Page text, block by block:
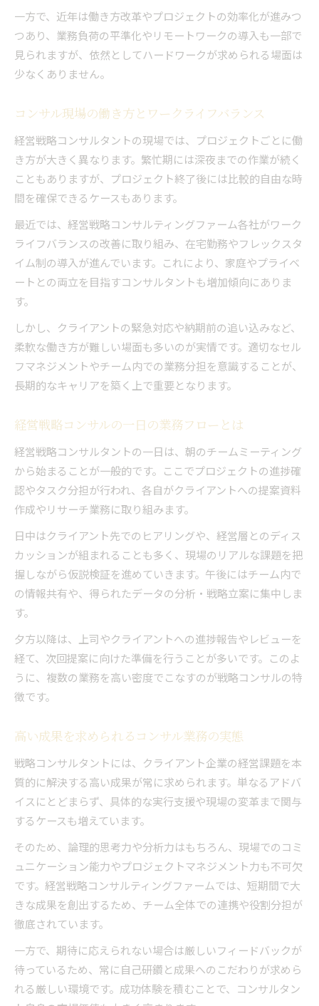
一方で、近年は働き方改革やプロジェクトの効率化が進みつ
つあり、業務負荷の平準化やリモートワークの導入も一部で
見られますが、依然としてハードワークが求められる場面は
少なくありません。
コンサル現場の働き方とワークライフバランス
経営戦略コンサルタントの現場では、プロジェクトごとに働
き方が大きく異なります。繁忙期には深夜までの作業が続く
こともありますが、プロジェクト終了後には比較的自由な時
間を確保できるケースもあります。
最近では、経営戦略コンサルティングファーム各社がワーク
ライフバランスの改善に取り組み、在宅勤務やフレックスタ
イム制の導入が進んでいます。これにより、家庭やプライベ
ートとの両立を目指すコンサルタントも増加傾向にありま
す。
しかし、クライアントの緊急対応や納期前の追い込みなど、
柔軟な働き方が難しい場面も多いのが実情です。適切なセル
フマネジメントやチーム内での業務分担を意識することが、
長期的なキャリアを築く上で重要となります。
経営戦略コンサルの一日の業務フローとは
経営戦略コンサルタントの一日は、朝のチームミーティング
から始まることが一般的です。ここでプロジェクトの進捗確
認やタスク分担が行われ、各自がクライアントへの提案資料
作成やリサーチ業務に取り組みます。
日中はクライアント先でのヒアリングや、経営層とのディス
カッションが組まれることも多く、現場のリアルな課題を把
握しながら仮説検証を進めていきます。午後にはチーム内で
の情報共有や、得られたデータの分析・戦略立案に集中しま
す。
夕方以降は、上司やクライアントへの進捗報告やレビューを
経て、次回提案に向けた準備を行うことが多いです。このよ
うに、複数の業務を高い密度でこなすのが戦略コンサルの特
徴です。
高い成果を求められるコンサル業務の実態
戦略コンサルタントには、クライアント企業の経営課題を本
質的に解決する高い成果が常に求められます。単なるアドバ
イスにとどまらず、具体的な実行支援や現場の変革まで関与
するケースも増えています。
そのため、論理的思考力や分析力はもちろん、現場でのコミ
ュニケーション能力やプロジェクトマネジメント力も不可欠
です。経営戦略コンサルティングファームでは、短期間で大
きな成果を創出するため、チーム全体での連携や役割分担が
徹底されています。
一方で、期待に応えられない場合は厳しいフィードバックが
待っているため、常に自己研鑽と成果へのこだわりが求めら
れる厳しい環境です。成功体験を積むことで、コンサルタン